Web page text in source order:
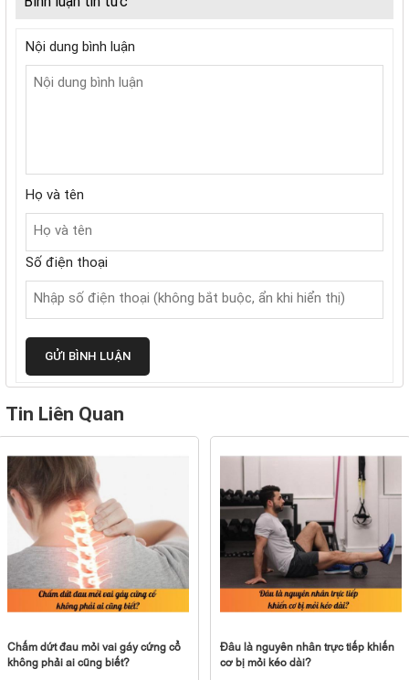
Nội dung bình luận
Họ và tên
Số điện thoại
GỬI BÌNH LUẬN
Tin Liên Quan
Chấm dứt đau mỏi vai gáy cứng cổ
không phải ai cũng biết?
Đâu là nguyên nhân trực tiếp khiến
cơ bị mỏi kéo dài?